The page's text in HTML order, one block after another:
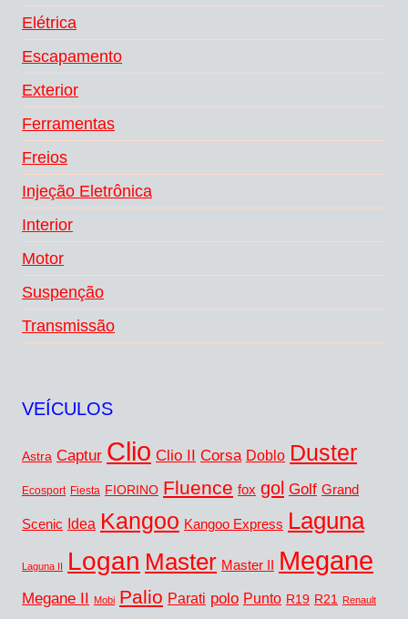
Elétrica
Escapamento
Exterior
Ferramentas
Freios
Injeção Eletrônica
Interior
Motor
Suspenção
Transmissão
VEÍCULOS
Astra Captur Clio Clio II Corsa Doblo Duster
Ecosport Fiesta FIORINO Fluence fox gol Golf Grand
Scenic Idea Kangoo Kangoo Express Laguna
Laguna II Logan Master Master II Megane
Megane II Mobi Palio Parati polo Punto R19 R21 Renault